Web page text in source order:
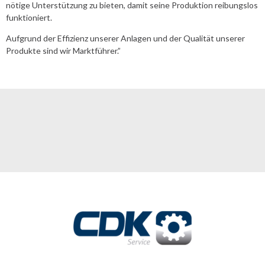
nötige Unterstützung zu bieten, damit seine Produktion reibungslos
funktioniert.
Aufgrund der Effizienz unserer Anlagen und der Qualität unserer
Produkte sind wir Marktführer.”